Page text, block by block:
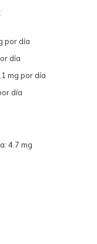
por día
día
mg por día
día
4.7 mg